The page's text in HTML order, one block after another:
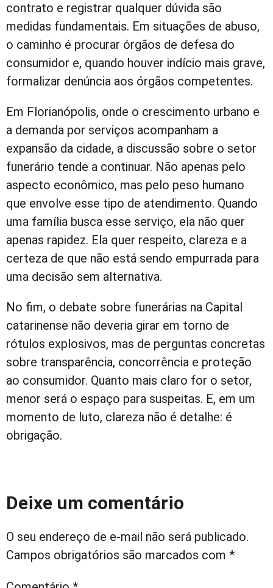
contrato e registrar qualquer dúvida são
medidas fundamentais. Em situações de abuso,
o caminho é procurar órgãos de defesa do
consumidor e, quando houver indício mais grave,
formalizar denúncia aos órgãos competentes.
Em Florianópolis, onde o crescimento urbano e
a demanda por serviços acompanham a
expansão da cidade, a discussão sobre o setor
funerário tende a continuar. Não apenas pelo
aspecto econômico, mas pelo peso humano
que envolve esse tipo de atendimento. Quando
uma família busca esse serviço, ela não quer
apenas rapidez. Ela quer respeito, clareza e a
certeza de que não está sendo empurrada para
uma decisão sem alternativa.
No fim, o debate sobre funerárias na Capital
catarinense não deveria girar em torno de
rótulos explosivos, mas de perguntas concretas
sobre transparência, concorrência e proteção
ao consumidor. Quanto mais claro for o setor,
menor será o espaço para suspeitas. E, em um
momento de luto, clareza não é detalhe: é
obrigação.
Deixe um comentário
O seu endereço de e-mail não será publicado.
Campos obrigatórios são marcados com *